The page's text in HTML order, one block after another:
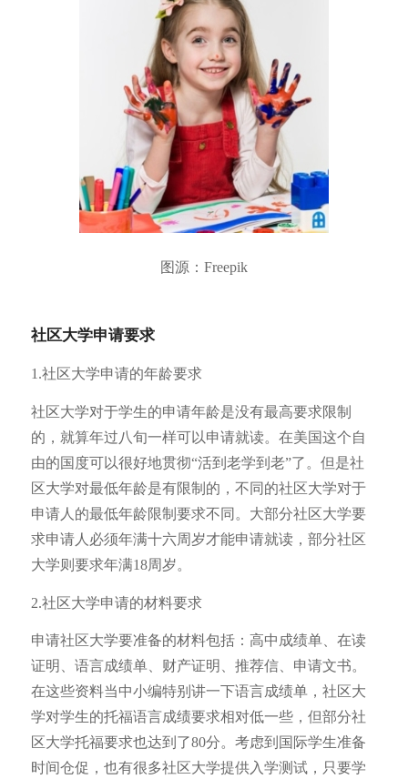
图源：Freepik
社区大学申请要求
1.社区大学申请的年龄要求
社区大学对于学生的申请年龄是没有最高要求限制
的，就算年过八旬一样可以申请就读。在美国这个自
由的国度可以很好地贯彻“活到老学到老”了。但是社
区大学对最低年龄是有限制的，不同的社区大学对于
申请人的最低年龄限制要求不同。大部分社区大学要
求申请人必须年满十六周岁才能申请就读，部分社区
大学则要求年满18周岁。
2.社区大学申请的材料要求
申请社区大学要准备的材料包括：高中成绩单、在读
证明、语言成绩单、财产证明、推荐信、申请文书。
在这些资料当中小编特别讲一下语言成绩单，社区大
学对学生的托福语言成绩要求相对低一些，但部分社
区大学托福要求也达到了80分。考虑到国际学生准备
时间仓促，也有很多社区大学提供入学测试，只要学